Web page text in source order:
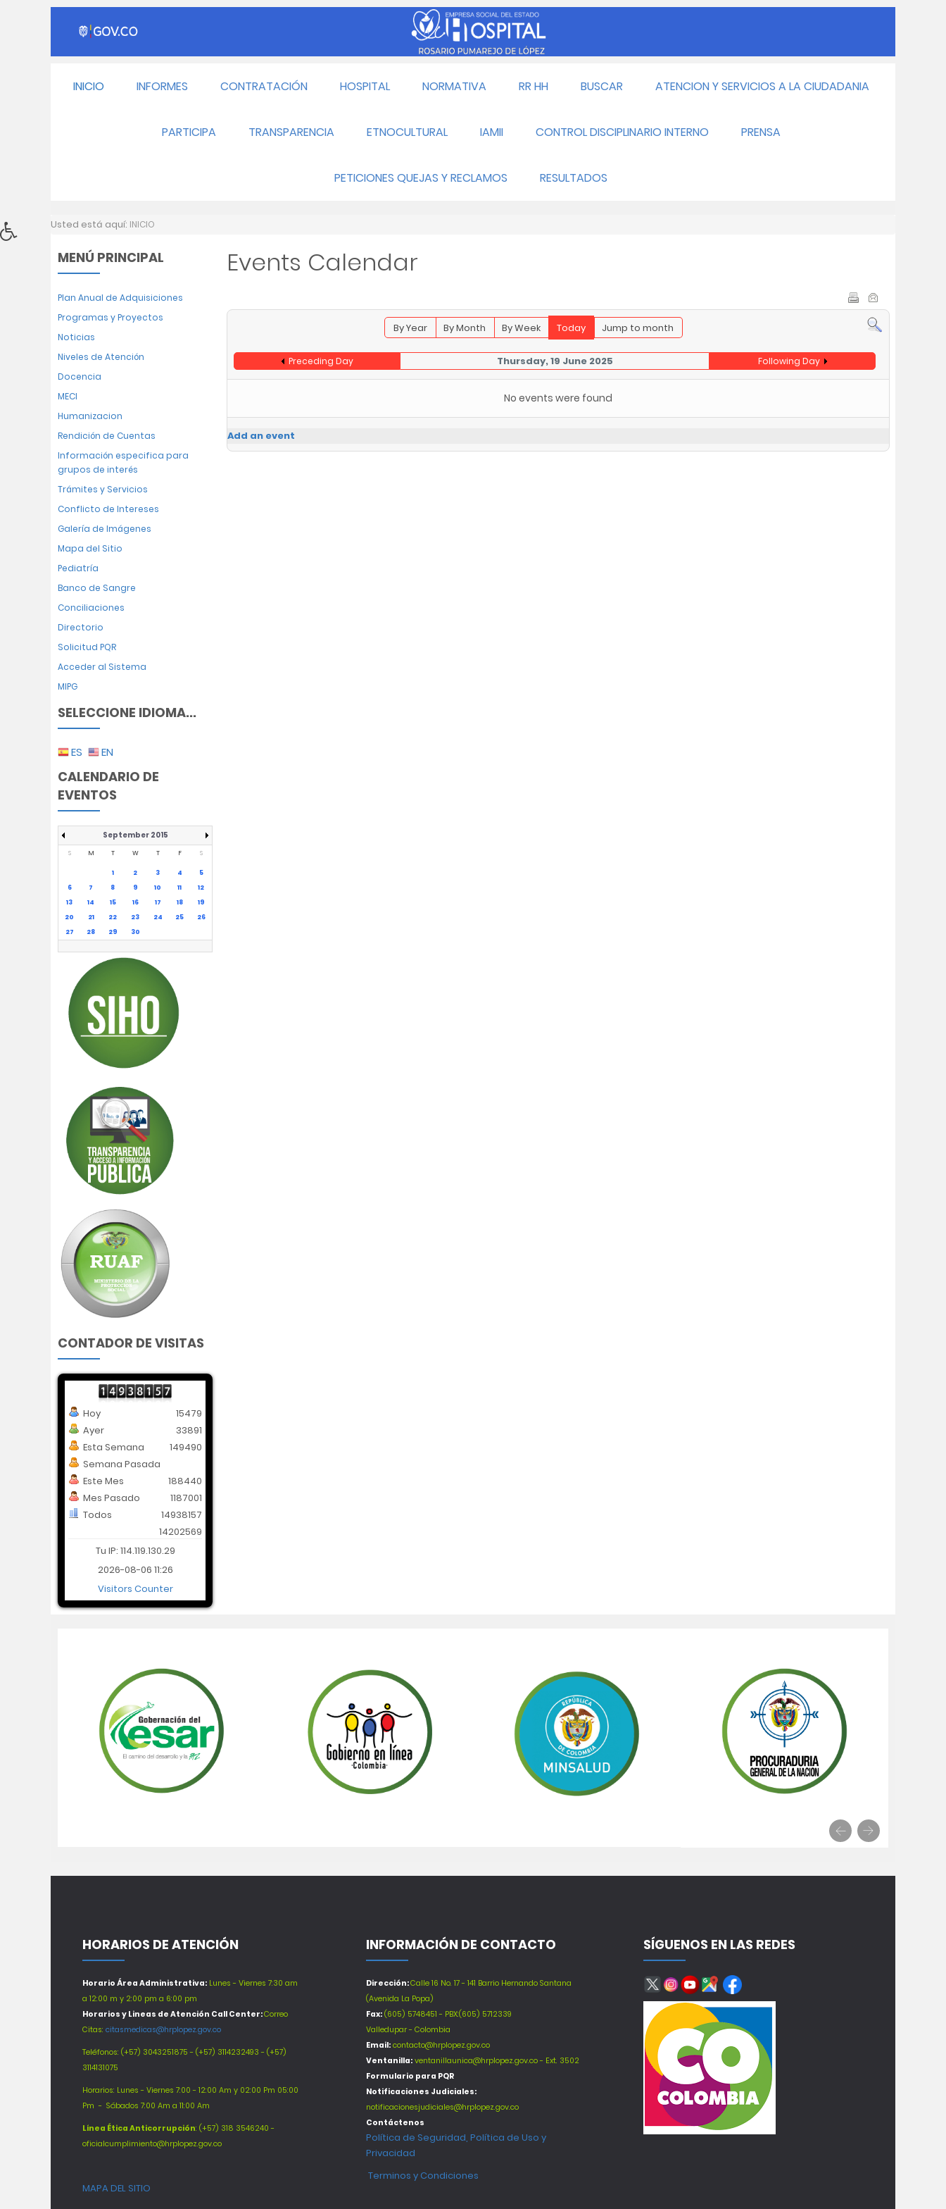
INICIO INFORMES CONTRATACIÓN HOSPITAL NORMATIVA RR HH BUSCAR ATENCION Y SERVICIOS A LA CIUDADANIA
PARTICIPA TRANSPARENCIA ETNOCULTURAL IAMII CONTROL DISCIPLINARIO INTERNO PRENSA
PETICIONES QUEJAS Y RECLAMOS RESULTADOS
Usted está aquí: INICIO
MENÚ PRINCIPAL
Plan Anual de Adquisiciones
Programas y Proyectos
Noticias
Niveles de Atención
Docencia
MECI
Humanizacion
Rendición de Cuentas
Información especifica para
grupos de interés
Trámites y Servicios
Conflicto de Intereses
Galería de Imágenes
Mapa del Sitio
Pediatría
Banco de Sangre
Conciliaciones
Directorio
Solicitud PQR
Acceder al Sistema
MIPG
SELECCIONE IDIOMA...
ES EN
CALENDARIO DE
EVENTOS
September 2015
S M T W T F S
1 2 3 4
5
6
7 8 9 10 11
12
13
14 15 16 17 18
19
20
21 22 23 24 25
26
27
28 29 30
CONTADOR DE VISITAS
Hoy
Ayer
Esta Semana
Semana Pasada
Este Mes
Mes Pasado
Todos
15479
33891
149490
14202569
188440
1187001
14938157
Tu IP: 114.119.130.29
2026-08-06 11:26
Visitors Counter
Events Calendar
By Year By Month By Week Today Jump to month
Preceding Day Thursday, 19 June 2025 Following Day
No events were found
Add an event
HORARIOS DE ATENCIÓN
Horario Área Administrativa: Lunes - Viernes 7:30 am
a 12:00 m y 2:00 pm a 6:00 pm
Horarios y Lineas de Atención Call Center:Correo
Citas: citasmedicas@hrplopez.gov.co
Teléfonos: (+57) 3043251875 - (+57) 3114232493 - (+57)
3114131075
Horarios: Lunes - Viernes 7:00 - 12:00 Am y 02:00 Pm 05:00
Pm - Sábados 7:00 Am a 11:00 Am
Línea Ética Anticorrupción: (+57) 318 3546240 -
oficialcumplimiento@hrplopez.gov.co
MAPA DEL SITIO
INFORMACIÓN DE CONTACTO
Dirección:Calle 16 No. 17 - 141 Barrio Hernando Santana
(Avenida La Popa)
Fax: (605) 5748451 - PBX:(605) 5712339
Valledupar - Colombia
Email: contacto@hrplopez.gov.co
Ventanilla: ventanillaunica@hrplopez.gov.co - Ext. 3502
Formulario para PQR
Notificaciones Judiciales:
notificacionesjudiciales@hrplopez.gov.co
Contáctenos
Política de Seguridad, Política de Uso y
Privacidad
Terminos y Condiciones
SÍGUENOS EN LAS REDES